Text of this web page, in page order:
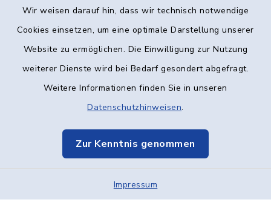
Wir weisen darauf hin, dass wir technisch notwendige
Cookies einsetzen, um eine optimale Darstellung unserer
Website zu ermöglichen. Die Einwilligung zur Nutzung
weiterer Dienste wird bei Bedarf gesondert abgefragt.
Weitere Informationen finden Sie in unseren
Datenschutzhinweisen.
Zur Kenntnis genommen
Impressum
Kontakt
Datenschutz
Elektronische Kommunikation
Sitemap